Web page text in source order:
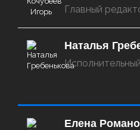
Главный
Наталья
Елена